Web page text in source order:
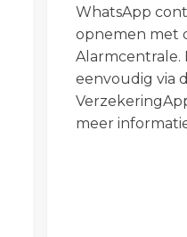
WhatsApp
opnemen met
Alarmcentrale.
eenvoudig via
meer